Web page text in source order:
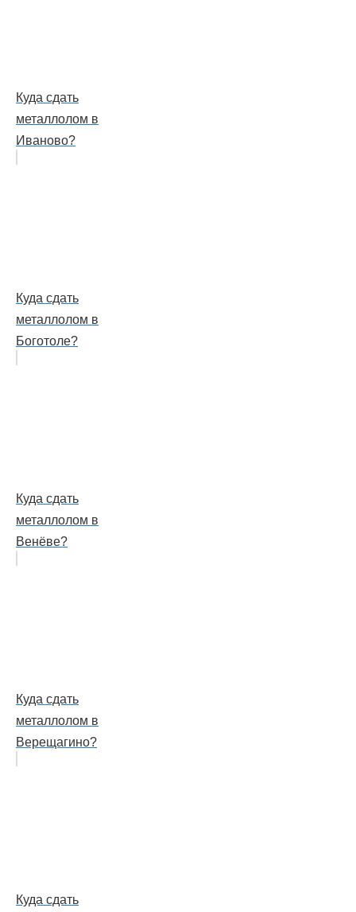
Куда сдать
металлолом в
Иваново?
Куда сдать
металлолом в
Боготоле?
Куда сдать
металлолом в
Венёве?
Куда сдать
металлолом в
Верещагино?
Куда сдать